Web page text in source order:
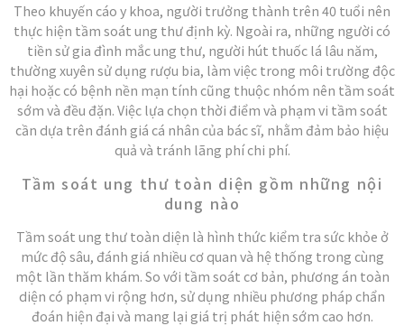
Theo khuyến cáo y khoa, người trưởng thành trên 40 tuổi nên
thực hiện tầm soát ung thư định kỳ. Ngoài ra, những người có
tiền sử gia đình mắc ung thư, người hút thuốc lá lâu năm,
thường xuyên sử dụng rượu bia, làm việc trong môi trường độc
hại hoặc có bệnh nền mạn tính cũng thuộc nhóm nên tầm soát
sớm và đều đặn. Việc lựa chọn thời điểm và phạm vi tầm soát
cần dựa trên đánh giá cá nhân của bác sĩ, nhằm đảm bảo hiệu
quả và tránh lãng phí chi phí.
Tầm soát ung thư toàn diện gồm những nội
dung nào
Tầm soát ung thư toàn diện là hình thức kiểm tra sức khỏe ở
mức độ sâu, đánh giá nhiều cơ quan và hệ thống trong cùng
một lần thăm khám. So với tầm soát cơ bản, phương án toàn
diện có phạm vi rộng hơn, sử dụng nhiều phương pháp chẩn
đoán hiện đại và mang lại giá trị phát hiện sớm cao hơn.